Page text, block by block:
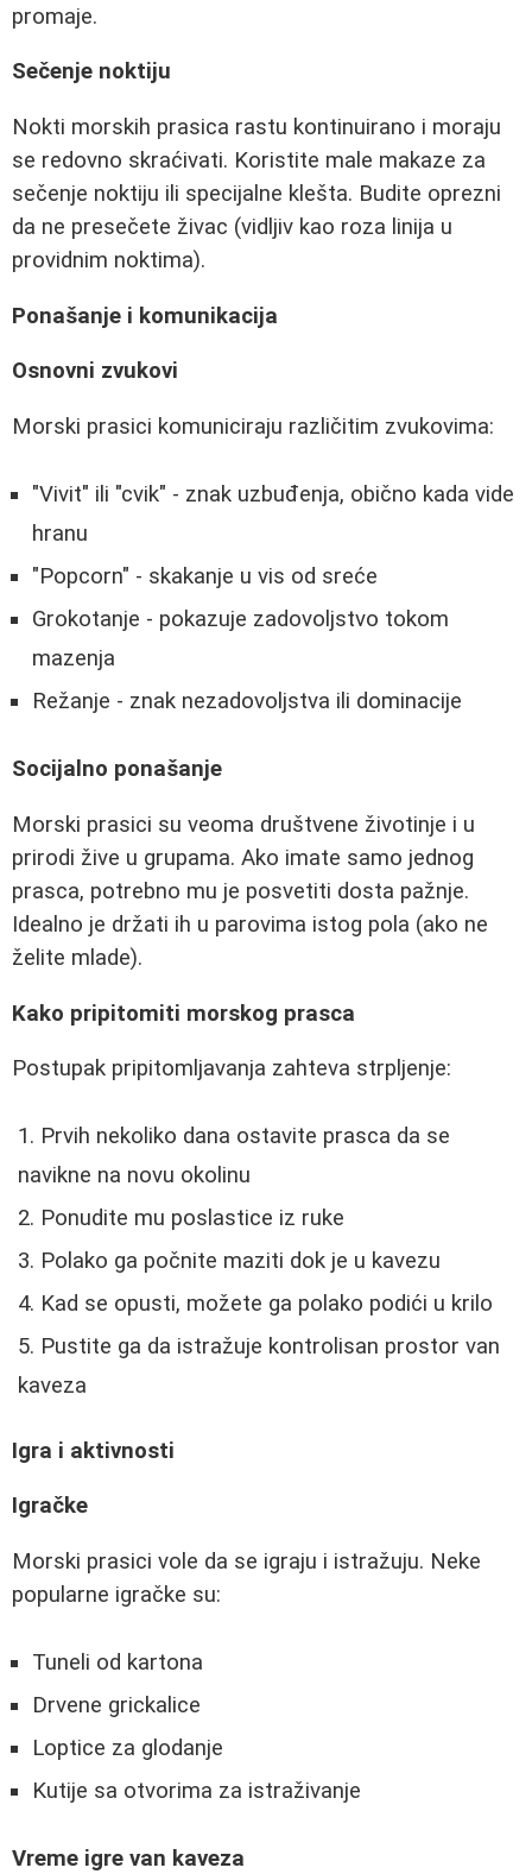
promaje.
Sečenje noktiju
Nokti morskih prasica rastu kontinuirano i moraju
se redovno skraćivati. Koristite male makaze za
sečenje noktiju ili specijalne klešta. Budite oprezni
da ne presečete živac (vidljiv kao roza linija u
providnim noktima).
Ponašanje i komunikacija
Osnovni zvukovi
Morski prasici komuniciraju različitim zvukovima:
"Vivit" ili "cvik" - znak uzbuđenja, obično kada vide
hranu
"Popcorn" - skakanje u vis od sreće
Grokotanje - pokazuje zadovoljstvo tokom
mazenja
Režanje - znak nezadovoljstva ili dominacije
Socijalno ponašanje
Morski prasici su veoma društvene životinje i u
prirodi žive u grupama. Ako imate samo jednog
prasca, potrebno mu je posvetiti dosta pažnje.
Idealno je držati ih u parovima istog pola (ako ne
želite mlade).
Kako pripitomiti morskog prasca
Postupak pripitomljavanja zahteva strpljenje:
Prvih nekoliko dana ostavite prasca da se
navikne na novu okolinu
Ponudite mu poslastice iz ruke
Polako ga počnite maziti dok je u kavezu
Kad se opusti, možete ga polako podići u krilo
Pustite ga da istražuje kontrolisan prostor van
kaveza
Igra i aktivnosti
Igračke
Morski prasici vole da se igraju i istražuju. Neke
popularne igračke su:
Tuneli od kartona
Drvene grickalice
Loptice za glodanje
Kutije sa otvorima za istraživanje
Vreme igre van kaveza